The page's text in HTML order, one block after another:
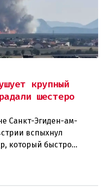
крупный
шестеро
Санкт-Эгиден-ам-
вспыхнул
который быстро
шесте